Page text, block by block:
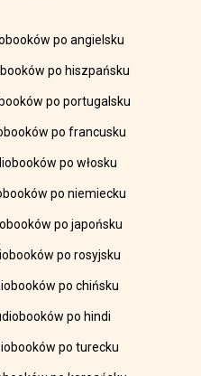
po angielsku
po hiszpańsku
po portugalsku
po francusku
po włosku
po niemiecku
po japońsku
po rosyjsku
po chińsku
po hindi
po turecku